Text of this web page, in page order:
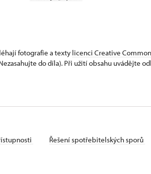
fotografie a texty licenci Creative
do díla). Při užití obsahu uvádějte
Řešení spotřebitelských sporů